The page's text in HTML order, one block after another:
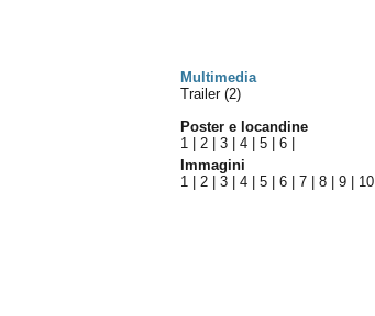
Multimedia
Trailer (2)
Poster e locandine
1 |2 |3 |4 |5 |6
Immagini
1 |2 |3 |4 |5 |6 |7 |8 |9 10